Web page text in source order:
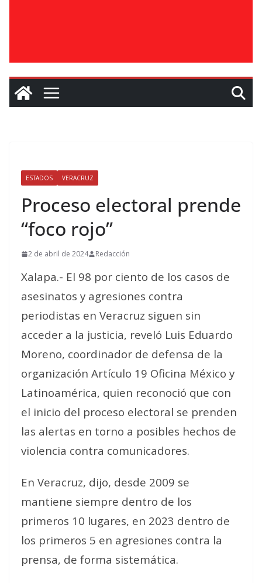
ESTADOS VERACRUZ
Proceso electoral prende
“foco rojo”
2 de abril de 2024 Redacción
Xalapa.- El 98 por ciento de los casos de
asesinatos y agresiones contra
periodistas en Veracruz siguen sin
acceder a la justicia, reveló Luis Eduardo
Moreno, coordinador de defensa de la
organización Artículo 19 Oficina México y
Latinoamérica, quien reconoció que con
el inicio del proceso electoral se prenden
las alertas en torno a posibles hechos de
violencia contra comunicadores.
En Veracruz, dijo, desde 2009 se
mantiene siempre dentro de los
primeros 10 lugares, en 2023 dentro de
los primeros 5 en agresiones contra la
prensa, de forma sistemática.